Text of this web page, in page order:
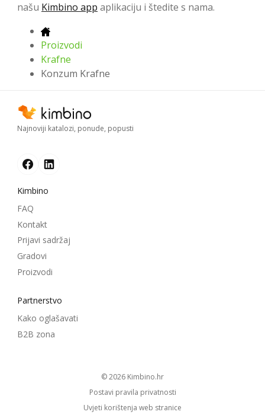
našu Kimbino app aplikaciju i štedite s nama.
Proizvodi
Krafne
Konzum Krafne
Najnoviji katalozi, ponude, popusti
Kimbino
FAQ
Kontakt
Prijavi sadržaj
Gradovi
Proizvodi
Partnerstvo
Kako oglašavati
B2B zona
© 2026
kimbino.hr
Postavi pravila privatnosti
Uvjeti korištenja web stranice